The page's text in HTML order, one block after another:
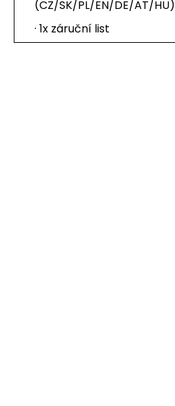
(CZ/SK/PL/EN/DE/AT/HU)
· 1x záruční list